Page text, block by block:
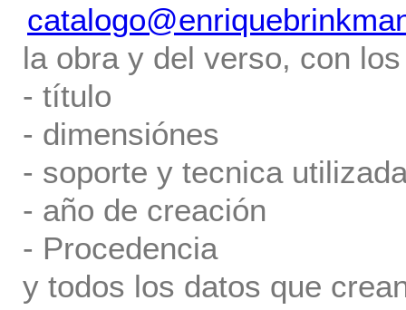
la obra y del verso, con
- título
- dimensiónes
- soporte y tecnica
- año de creación
- Procedencia
y todos los datos que